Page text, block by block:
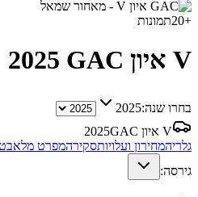
+
20תמונות
GAC איון V 2025
בחרו שנה:2025
GAC איון V
2025
גלריהמחירון ועלויותסקירהמפרט מלא
גירסה: